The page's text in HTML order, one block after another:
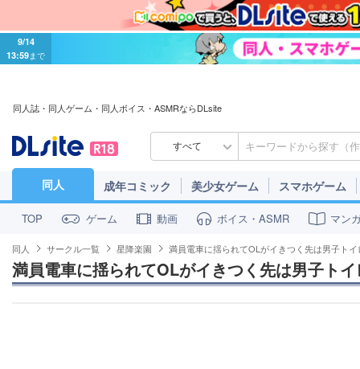
9/14
13:59まで
同人誌・同人ゲーム・同人ボイス・ASMRならDLsite
すべて
同人 成年コミック 美少女ゲーム スマホゲーム
TOP ゲーム 動画 ボイス・ASMR マン
同人 サークル一覧 星降楽園 満員電車に揺られてOLがイきつく先は男子トイ
満員電車に揺られてOLがイきつく先は男子ト